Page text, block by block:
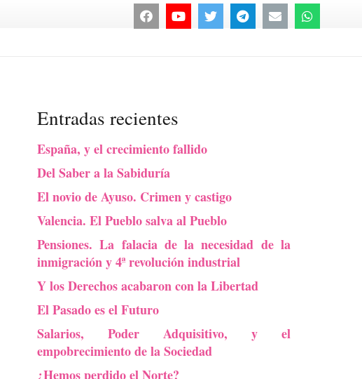
Entradas recientes
España, y el crecimiento fallido
Del Saber a la Sabiduría
El novio de Ayuso. Crimen y castigo
Valencia. El Pueblo salva al Pueblo
Pensiones. La falacia de la necesidad de la
inmigración y 4ª revolución industrial
Y los Derechos acabaron con la Libertad
El Pasado es el Futuro
Salarios, Poder Adquisitivo, y el
empobrecimiento de la Sociedad
¿Hemos perdido el Norte?